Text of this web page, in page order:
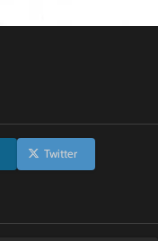
Twitter